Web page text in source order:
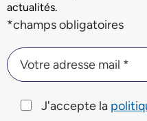
actualités.
Champs du formulaire
*champs obligatoires
Votre adresse mail *
Votre adresse mail *
J'accepte la